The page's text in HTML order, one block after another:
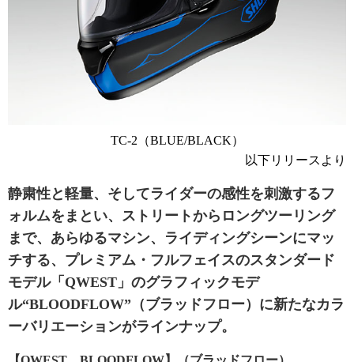
TC-2（BLUE/BLACK）
以下リリースより
静粛性と軽量、そしてライダーの感性を刺激するフ
ォルムをまとい、ストリートからロングツーリング
まで、あらゆるマシン、ライディングシーンにマッ
チする、プレミアム・フルフェイスのスタンダード
モデル「QWEST」のグラフィックモデ
ル“BLOODFLOW”（ブラッドフロー）に新たなカラ
ーバリエーションがラインナップ。